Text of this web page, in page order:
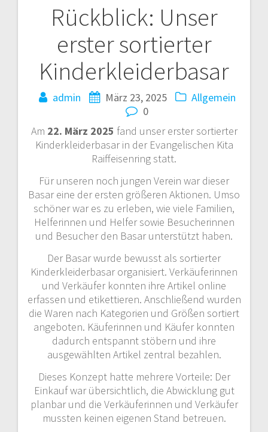
Rückblick: Unser
erster sortierter
Kinderkleiderbasar
admin März 23, 2025
Allgemein
0
Am 22. März 2025 fand unser erster sortierter
Kinderkleiderbasar in der Evangelischen Kita
Raiffeisenring statt.
Für unseren noch jungen Verein war dieser
Basar eine der ersten größeren Aktionen. Umso
schöner war es zu erleben, wie viele Familien,
Helferinnen und Helfer sowie Besucherinnen
und Besucher den Basar unterstützt haben.
Der Basar wurde bewusst als sortierter
Kinderkleiderbasar organisiert. Verkäuferinnen
und Verkäufer konnten ihre Artikel online
erfassen und etikettieren. Anschließend wurden
die Waren nach Kategorien und Größen sortiert
angeboten. Käuferinnen und Käufer konnten
dadurch entspannt stöbern und ihre
ausgewählten Artikel zentral bezahlen.
Dieses Konzept hatte mehrere Vorteile: Der
Einkauf war übersichtlich, die Abwicklung gut
planbar und die Verkäuferinnen und Verkäufer
mussten keinen eigenen Stand betreuen.
Beitragsnavigation